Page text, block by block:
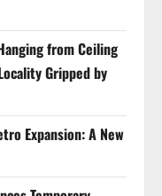
from Ceiling
Gripped by
Expansion: A New